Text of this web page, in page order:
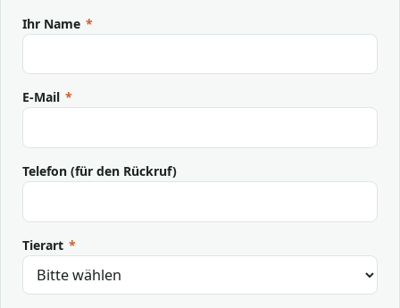
Ihr Name *
E-Mail *
Telefon (für den Rückruf)
Tierart *